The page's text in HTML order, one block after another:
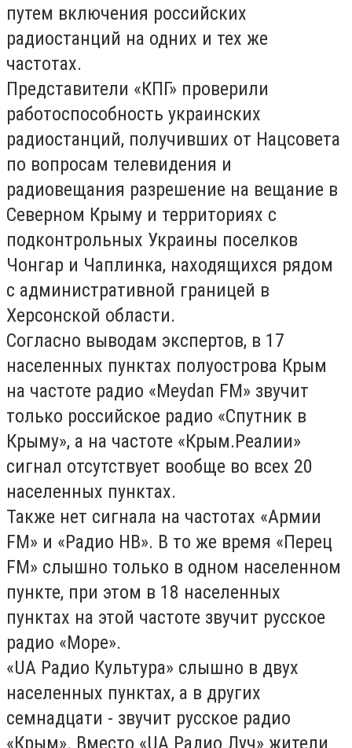
путем включения российских
радиостанций на одних и тех же
частотах.
Представители «КПГ» проверили
работоспособность украинских
радиостанций, получивших от Нацсовета
по вопросам телевидения и
радиовещания разрешение на вещание в
Северном Крыму и территориях с
подконтрольных Украины поселков
Чонгар и Чаплинка, находящихся рядом
с административной границей в
Херсонской области.
Согласно выводам экспертов, в 17
населенных пунктах полуострова Крым
на частоте радио «Meydan FM» звучит
только российское радио «Спутник в
Крыму», а на частоте «Крым.Реалии»
сигнал отсутствует вообще во всех 20
населенных пунктах.
Также нет сигнала на частотах «Армии
FM» и «Радио НВ». В то же время «Перец
FM» слышно только в одном населенном
пункте, при этом в 18 населенных
пунктах на этой частоте звучит русское
радио «Море».
«UA Радио Культура» слышно в двух
населенных пунктах, а в других
семнадцати - звучит русское радио
«Крым». Вместо «UA Радио Луч» жители